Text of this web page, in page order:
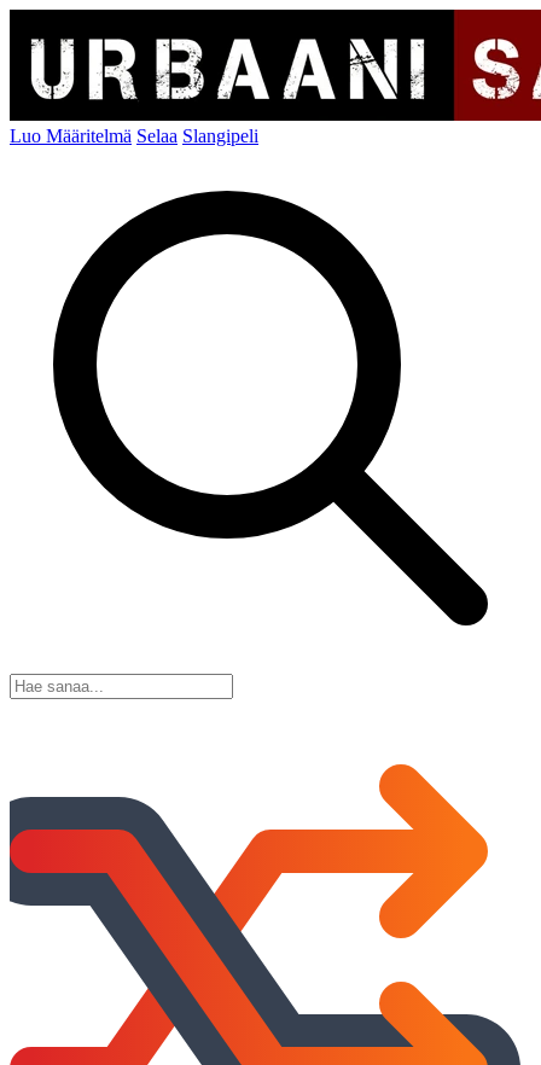
Luo Määritelmä Selaa Slangipeli